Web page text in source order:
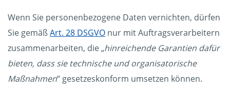
Wenn Sie personenbezogene Daten vernichten, dürfen
Sie gemäßArt. 28 DSGVO nur mit Auftragsverarbeitern
zusammenarbeiten, die „hinreichende Garantien dafür
bieten, dass sie technische und organisatorische
Maßnahmen“ gesetzeskonform umsetzen können.